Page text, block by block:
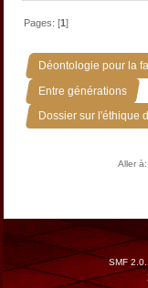
Pages: [1]
Déontologie pour la
Entre générations »
Dossier sur l'éthique
Aller à:
SMF